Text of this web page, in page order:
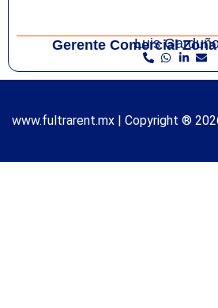
Luis
Gerente Comercial
www.fultrarent.mx | Copyright ®